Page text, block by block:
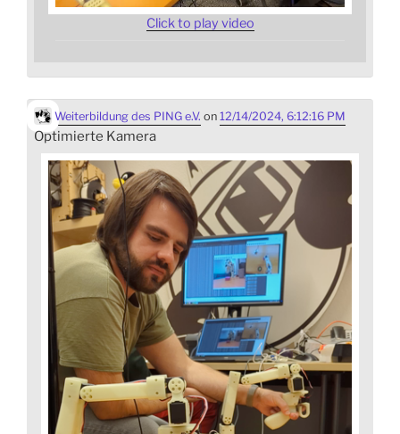
Click to play video
Weiterbildung des PING e.V. on 12/14/2024, 6:12:16 PM
Optimierte Kamera